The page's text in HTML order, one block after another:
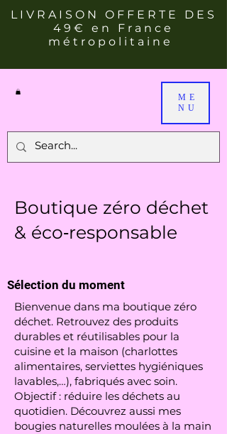
LIVRAISON OFFERTE DES
49€ en France
métropolitaine
ME
NU
Sélection du moment
Boutique zéro déchet
& éco‑responsable
Bienvenue dans ma boutique zéro
déchet. Retrouvez des produits
durables et réutilisables pour la
cuisine et la maison (charlottes
alimentaires, serviettes hygiéniques
lavables,…), fabriqués avec soin.
Objectif : réduire les déchets au
quotidien. Découvrez aussi mes
bougies naturelles moulées à la main